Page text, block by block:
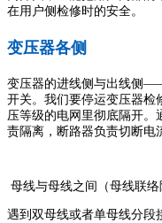
在用户侧检修时的安全。
变压器各侧
变压器的进线侧与出线侧
开关。我们要停运变压器检
压等级的电网里彻底隔开。
责隔离，断路器负责切断电
母线与母线之间（母线联络
遇到双母线或者单母线分段